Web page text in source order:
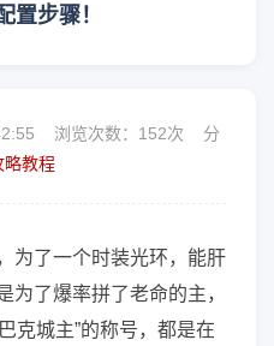
置步骤！
浏览次数： 152次 分
略教程
为了一个时装光环，能肝
为了爆率拼了老命的主，
克城主”的称号，都是在